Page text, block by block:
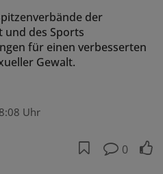
der
und des Sports
für einen verbesserten
Gewalt.
Uhr
0